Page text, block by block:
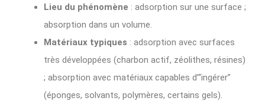
Lieu du phénomène : adsorption sur une surface ;
absorption dans un volume.
Matériaux typiques : adsorption avec surfaces
très développées (charbon actif, zéolithes, résines)
; absorption avec matériaux capables d’“ingérer”
(éponges, solvants, polymères, certains gels).